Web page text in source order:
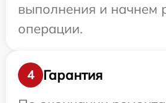
выполнения и начнем
операции.
4
Гарантия